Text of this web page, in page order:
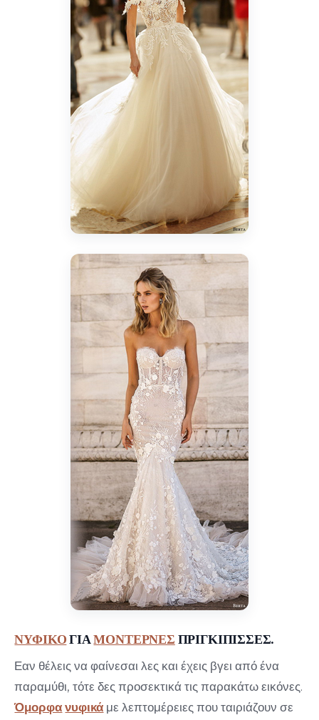
ΝΥΦΙΚΟΓΙΑΜΟΝΤΕΡΝΕΣ ΠΡΙΓΚΙΠΙΣΣΕΣ.
Εαν θέλεις να φαίνεσαι λες και έχεις βγει από ένα
παραμύθι, τότε δες προσεκτικά τις παρακάτω εικόνες.
Όμορφα νυφικά με λεπτομέρειες που ταιριάζουν σε